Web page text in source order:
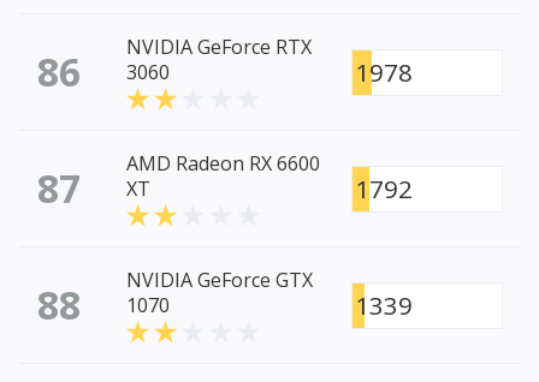
86
NVIDIA GeForce RTX
3060
1978
87
AMD Radeon RX 6600
XT
1792
88
NVIDIA GeForce GTX
1070
1339